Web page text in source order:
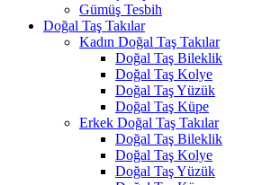
Gümüş Tesbih
Doğal Taş Takılar
Kadın Doğal Taş Takılar
Doğal Taş Bileklik
Doğal Taş Kolye
Doğal Taş Yüzük
Doğal Taş Küpe
Erkek Doğal Taş Takılar
Doğal Taş Bileklik
Doğal Taş Kolye
Doğal Taş Yüzük